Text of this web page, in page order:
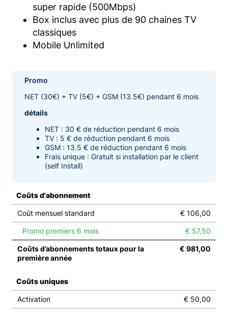
super rapide (500Mbps)
Box inclus avec plus de 90 chaines TV
classiques
Mobile Unlimited
Promo
NET (30€) + TV (5€) + GSM (13.5€) pendant 6 mois
détails
NET : 30 € de réduction pendant 6 mois
TV : 5 € de réduction pendant 6 mois
GSM : 13.5 € de réduction pendant 6 mois
Frais unique : Gratuit si installation par le client
(self Install)
Coûts d'abonnement
Coût mensuel standard € 106,00
Promo premiers 6 mois € 57,50
Coûts d’abonnements totaux pour la
première année
€ 981,00
Coûts uniques
Activation € 50,00